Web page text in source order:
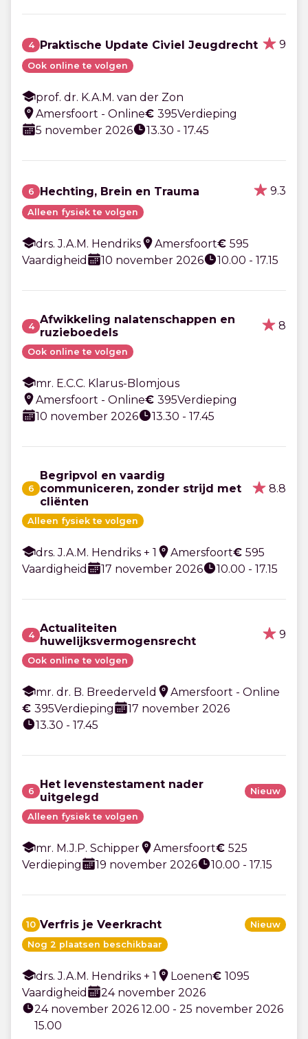
4 Praktische Update Civiel Jeugdrecht 9
Ook online te volgen
prof. dr. K.A.M. van der Zon
Amersfoort - Online€ 395Verdieping
5 november 2026
13.30 - 17.45
6 Hechting, Brein en Trauma 9.3
Alleen fysiek te volgen
drs. J.A.M. Hendriks Amersfoort€ 595
Vaardigheid
10 november 2026 10.00 - 17.15
4 Afwikkeling nalatenschappen en
ruzieboedels
8
Ook online te volgen
mr. E.C.C. Klarus-Blomjous
Amersfoort - Online€ 395Verdieping
10 november 2026
13.30 - 17.45
6
Begripvol en vaardig
communiceren, zonder strijd met
cliënten
8.8
Alleen fysiek te volgen
drs. J.A.M. Hendriks + 1 Amersfoort€ 595
Vaardigheid
17 november 2026 10.00 - 17.15
4 Actualiteiten
huwelijksvermogensrecht
9
Ook online te volgen
mr. dr. B. Breederveld
Amersfoort - Online
€ 395Verdieping
17 november 2026
13.30 - 17.45
6
Het levenstestament nader
uitgelegd
Nieuw
Alleen fysiek te volgen
mr. M.J.P. Schipper Amersfoort€ 525
Verdieping
19 november 2026 10.00 - 17.15
10 Verfris je Veerkracht
Nieuw
Nog 2 plaatsen beschikbaar
drs. J.A.M. Hendriks + 1 Loenen€ 1095
Vaardigheid
24 november 2026
24 november 2026 12.00 - 25 november 2026
15.00